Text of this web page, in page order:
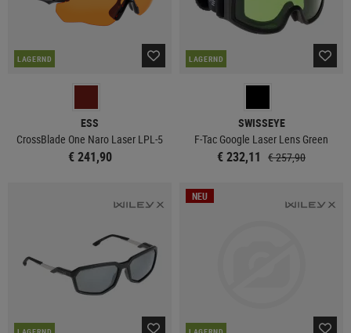
LAGERND
ESS
CrossBlade One Naro Laser LPL-5
€ 241,90
LAGERND
SWISSEYE
F-Tac Google Laser Lens Green
€ 232,11 € 257,90
NEU